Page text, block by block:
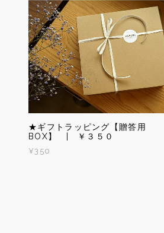
★ギフトラッピング【贈答用
BOX】 | ￥３５０
¥350